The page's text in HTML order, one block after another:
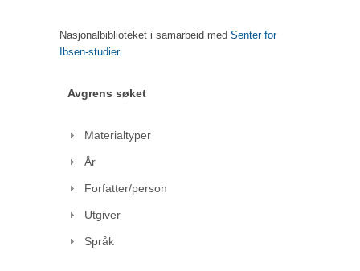
Nasjonalbiblioteket i samarbeid med Senter for
Ibsen-studier
Avgrens søket
Materialtyper
År
Forfatter/person
Utgiver
Språk